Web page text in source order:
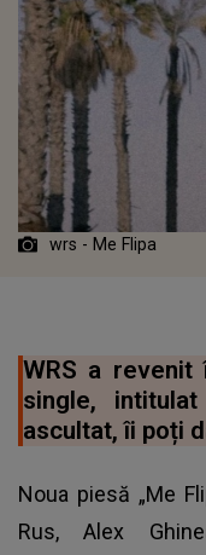
wrs - Me Flipa
WRS a revenit
single,
ascultat, îi poți
Noua piesă „Me
Rus, Alex